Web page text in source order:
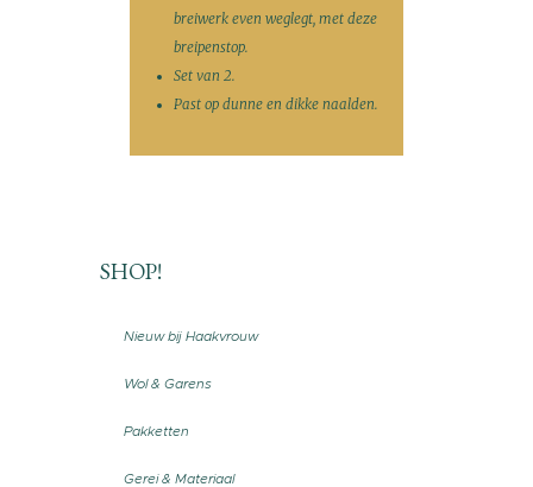
breiwerk even weglegt, met deze
breipenstop.
Set van 2.
Past op dunne en dikke naalden.
SHOP!
Nieuw bij Haakvrouw
Wol & Garens
Pakketten
Gerei & Materiaal